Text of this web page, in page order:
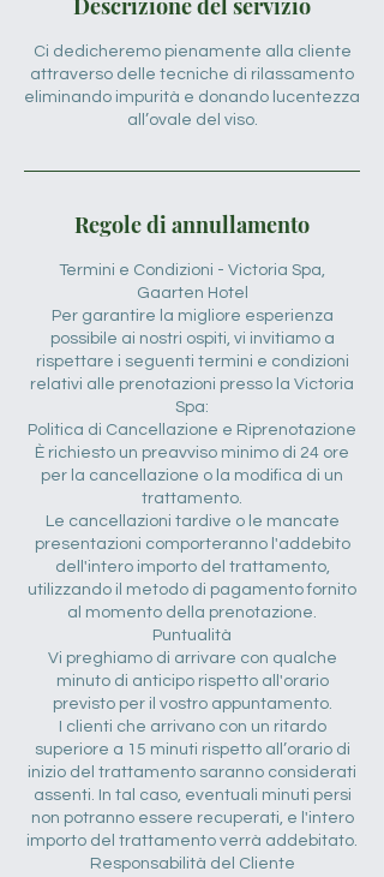
Descrizione del servizio
Ci dedicheremo pienamente alla cliente
attraverso delle tecniche di rilassamento
eliminando impurità e donando lucentezza
all’ovale del viso.
Regole di annullamento
Termini e Condizioni - Victoria Spa,
Gaarten Hotel
Per garantire la migliore esperienza
possibile ai nostri ospiti, vi invitiamo a
rispettare i seguenti termini e condizioni
relativi alle prenotazioni presso la Victoria
Spa:
Politica di Cancellazione e Riprenotazione
È richiesto un preavviso minimo di 24 ore
per la cancellazione o la modifica di un
trattamento.
Le cancellazioni tardive o le mancate
presentazioni comporteranno l'addebito
dell'intero importo del trattamento,
utilizzando il metodo di pagamento fornito
al momento della prenotazione.
Puntualità
Vi preghiamo di arrivare con qualche
minuto di anticipo rispetto all'orario
previsto per il vostro appuntamento.
I clienti che arrivano con un ritardo
superiore a 15 minuti rispetto all’orario di
inizio del trattamento saranno considerati
assenti. In tal caso, eventuali minuti persi
non potranno essere recuperati, e l'intero
importo del trattamento verrà addebitato.
Responsabilità del Cliente